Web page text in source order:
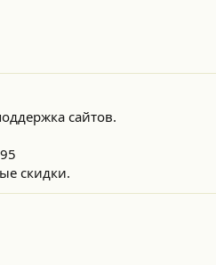
сайтов.
скидки.